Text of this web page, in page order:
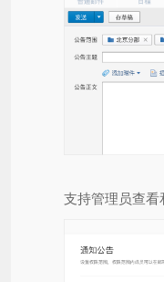
支持管理员查看